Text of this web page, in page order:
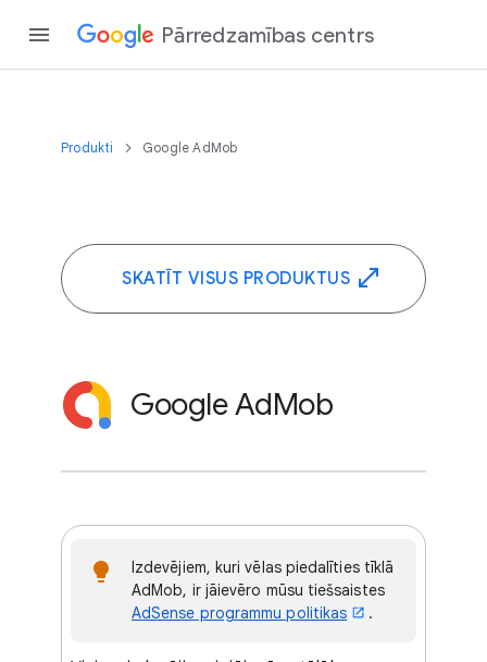
Pārredzamības centrs
Produkti Google AdMob
SKATĪT VISUS PRODUKTUS
Google AdMob